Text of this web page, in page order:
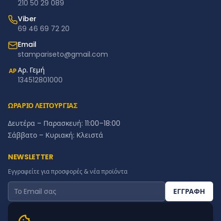
210 50 29 089
Viber
69 46 69 72 20
Email
stampariseto@gmail.com
ΑΡΑρ. Γεμή
134512801000
ΩΡΑΡΙΟ ΛΕΙΤΟΥΡΓΙΑΣ
Δευτέρα – Παρασκευή: 11:00–18:00
Σάββατο – Κυριακή: Κλειστά
NEWSLETTER
Εγγραφείτε για προσφορές & νέα προϊόντα
ΕΓΓΡΑΦΗ